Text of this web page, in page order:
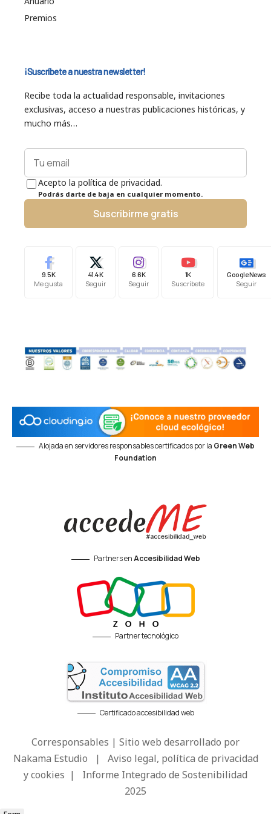
Premios
¡Suscríbete a nuestra newsletter!
Recibe toda la actualidad responsable, invitaciones
exclusivas, acceso a nuestras publicaciones históricas, y
mucho más…
Acepto la política de privacidad.
Podrás darte de baja en cualquier momento.
Suscribirme gratis
9.5K
Me gusta
41.4K
Seguir
6.6K
Seguir
1K
Suscríbete
Google News
Seguir
Alojada en servidores responsables certificados por la Green Web
Foundation
Partners enAccesibilidad Web
Partner tecnológico
Certificado accesibilidad web
Corresponsables | Sitio web desarrollado por
Nakama Estudio | Aviso legal, política de privacidad
y cookies | Informe Integrado de Sostenibilidad
2025